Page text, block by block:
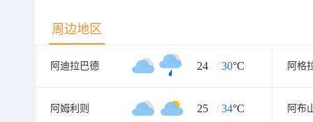
周边地区
阿迪拉巴德 24 / 30°C 阿格
阿姆利则 25 / 34°C 阿布